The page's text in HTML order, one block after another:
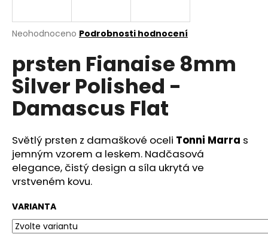
Průměrné
produktu
je
0,0
z
5
hvězdiček.
Neohodnoceno Podrobnosti hodnocení
prsten Fianaise 8mm
Silver Polished -
Damascus Flat
Světlý prsten z damaškové oceli Tonni Marra s
jemným vzorem a leskem. Nadčasová
elegance, čistý design a síla ukrytá ve
vrstveném kovu.
VARIANTA
j
t
?
HLEDAT
o
p
o